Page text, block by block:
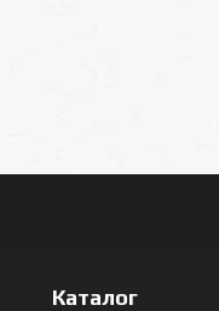
Каталог